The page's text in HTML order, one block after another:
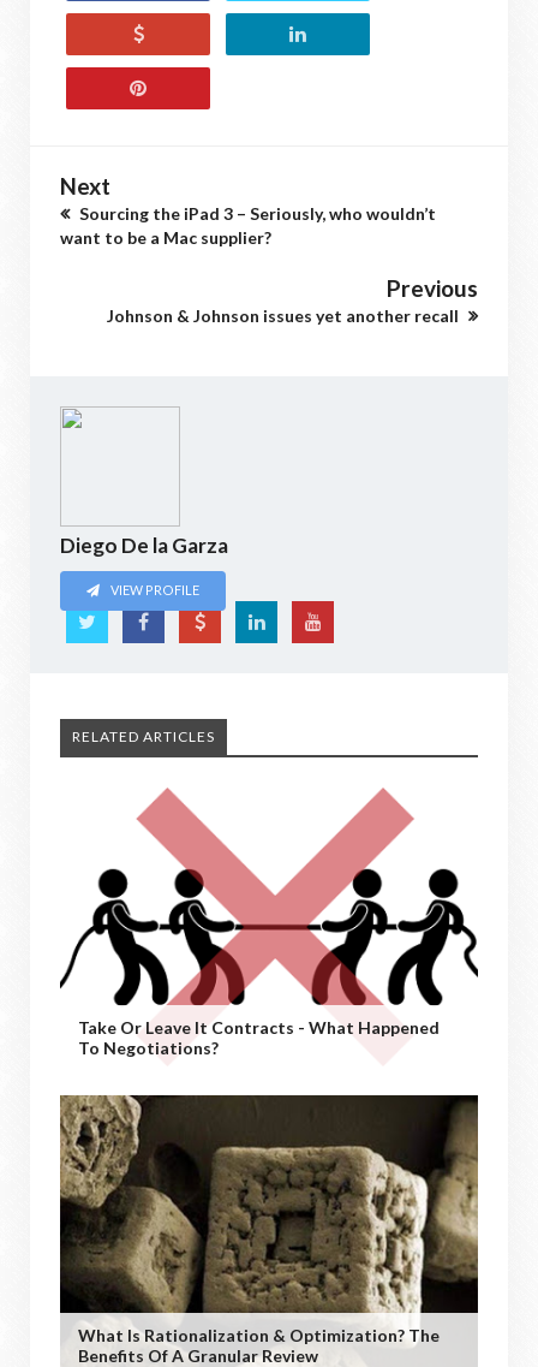
Next
Sourcing the iPad 3 – Seriously, who wouldn’t
want to be a Mac supplier?
Previous
Johnson & Johnson issues yet another recall
Diego De la Garza
VIEW PROFILE
RELATED ARTICLES
Take Or Leave It Contracts - What Happened
To Negotiations?
What Is Rationalization & Optimization? The
Benefits Of A Granular Review